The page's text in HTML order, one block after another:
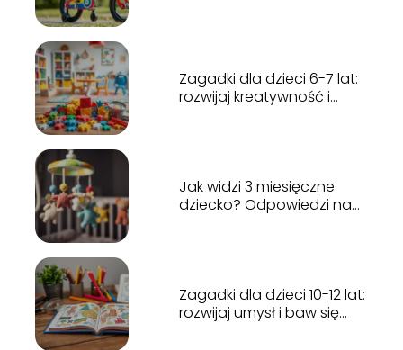
Zagadki dla dzieci 6-7 lat:
rozwijaj kreatywność i
Jak widzi 3 miesięczne
dziecko? Odpowiedzi na
Zagadki dla dzieci 10-12 lat:
rozwijaj umysł i baw się